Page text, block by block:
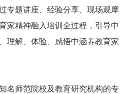
专题讲座、经验分享、现场观摩
家精神融入培训全过程，引导中
理解、体验、感悟中涵养教育家
师范院校及教育研究机构的专